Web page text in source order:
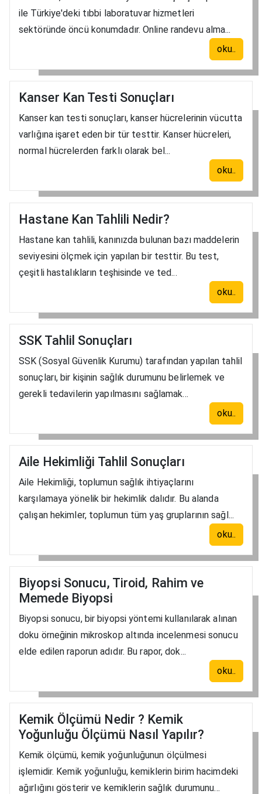
ile Türkiye'deki tıbbi laboratuvar hizmetleri
sektöründe öncü konumdadır. Online randevu alma...
oku..
Kanser Kan Testi Sonuçları
Kanser kan testi sonuçları, kanser hücrelerinin vücutta
varlığına işaret eden bir tür testtir. Kanser hücreleri,
normal hücrelerden farklı olarak bel...
oku..
Hastane Kan Tahlili Nedir?
Hastane kan tahlili, kanınızda bulunan bazı maddelerin
seviyesini ölçmek için yapılan bir testtir. Bu test,
çeşitli hastalıkların teşhisinde ve ted...
oku..
SSK Tahlil Sonuçları
SSK (Sosyal Güvenlik Kurumu) tarafından yapılan tahlil
sonuçları, bir kişinin sağlık durumunu belirlemek ve
gerekli tedavilerin yapılmasını sağlamak...
oku..
Aile Hekimliği Tahlil Sonuçları
Aile Hekimliği, toplumun sağlık ihtiyaçlarını
karşılamaya yönelik bir hekimlik dalıdır. Bu alanda
çalışan hekimler, toplumun tüm yaş gruplarının sağl...
oku..
Biyopsi Sonucu, Tiroid, Rahim ve
Memede Biyopsi
Biyopsi sonucu, bir biyopsi yöntemi kullanılarak alınan
doku örneğinin mikroskop altında incelenmesi sonucu
elde edilen raporun adıdır. Bu rapor, dok...
oku..
Kemik Ölçümü Nedir ? Kemik
Yoğunluğu Ölçümü Nasıl Yapılır?
Kemik ölçümü, kemik yoğunluğunun ölçülmesi
işlemidir. Kemik yoğunluğu, kemiklerin birim hacimdeki
ağırlığını gösterir ve kemiklerin sağlık durumunu...